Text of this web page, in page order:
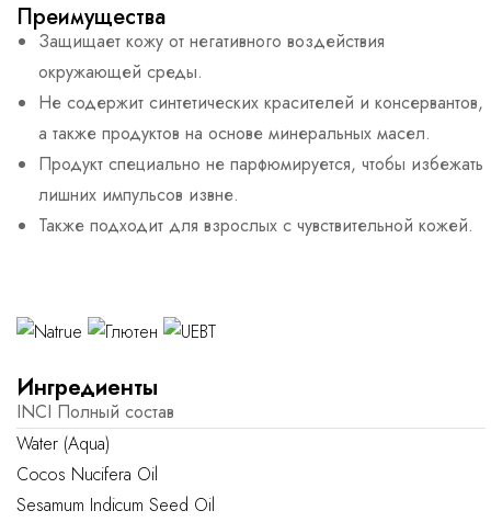
Преимущества
Защищает кожу от негативного воздействия
окружающей среды.
Не содержит синтетических красителей и консервантов,
а также продуктов на основе минеральных масел.
Продукт специально не парфюмируется, чтобы избежать
лишних импульсов извне.
Также подходит для взрослых с чувствительной кожей.
Ингредиенты
INCI Полный состав
Water (Aqua)
Cocos Nucifera Oil
Sesamum Indicum Seed Oil